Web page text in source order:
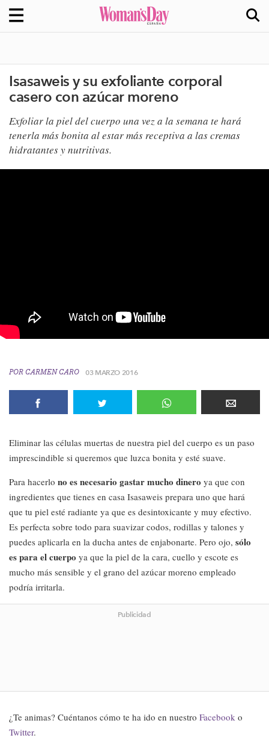
Isasaweis y su exfoliante corporal
casero con azúcar moreno
Exfoliar la piel del cuerpo una vez a la semana te hará
tenerla más bonita al estar más receptiva a las cremas
hidratantes y nutritivas.
POR CARMEN CARO 03 MARZO 2016
Eliminar las células muertas de nuestra piel del cuerpo es un paso
imprescindible si queremos que luzca bonita y esté suave.
Para hacerlo no es necesario gastar mucho dinero ya que con
ingredientes que tienes en casa Isasaweis prepara uno que hará
que tu piel esté radiante ya que es desintoxicante y muy efectivo.
Es perfecta sobre todo para suavizar codos, rodillas y talones y
puedes aplicarla en la ducha antes de enjabonarte. Pero ojo, sólo
es para el cuerpo ya que la piel de la cara, cuello y escote es
mucho más sensible y el grano del azúcar moreno empleado
podría irritarla.
Publicidad
¿Te animas? Cuéntanos cómo te ha ido en nuestro Facebook o
Twitter.